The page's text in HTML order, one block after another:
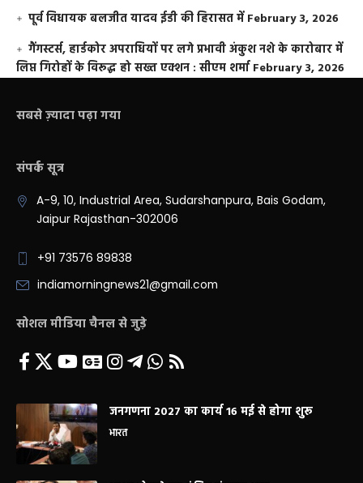
पूर्व विधायक बलजीत यादव ईडी की हिरासत में February 3, 2026
गैंगस्टर्स, हार्डकोर अपराधियों पर लगे प्रभावी अंकुश नशे के कारोबार में
लिप्त गिरोहों के विरूद्ध हो सख्त एक्शन : सीएम शर्मा February 3, 2026
सबसे ज़्यादा पढ़ा गया
संपर्क सूत्र
A-9, 10, Industrial Area, Sudarshanpura, Bais Godam,
Jaipur Rajasthan-302006
+91 73576 89838
indiamorningnews21@gmail.com
सोशल मीडिया चैनल से जुड़े
जनगणना 2027 का कार्य 16 मई से होगा शुरू
भारत